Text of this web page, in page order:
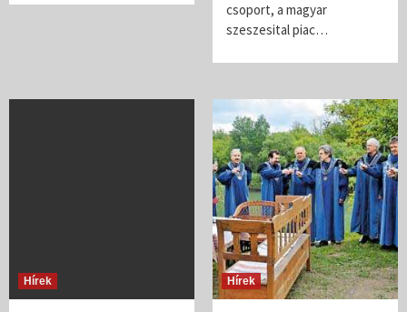
csoport, a magyar
szeszesital piac…
Hírek Hírek